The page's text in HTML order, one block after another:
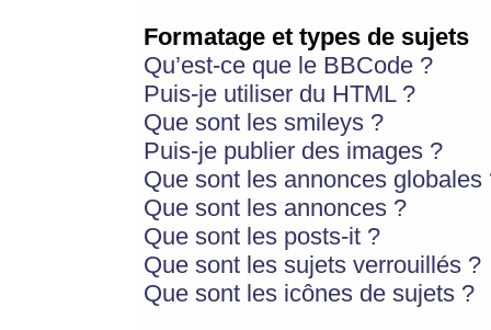
Formatage et types de sujets
Qu’est-ce que le BBCode ?
Puis-je utiliser du HTML ?
Que sont les smileys ?
Puis-je publier des images ?
Que sont les annonces globales
Que sont les annonces ?
Que sont les posts-it ?
Que sont les sujets verrouillés ?
Que sont les icônes de sujets ?